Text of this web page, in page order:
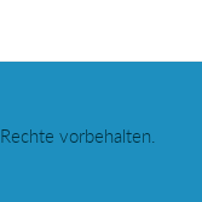
vorbehalten.